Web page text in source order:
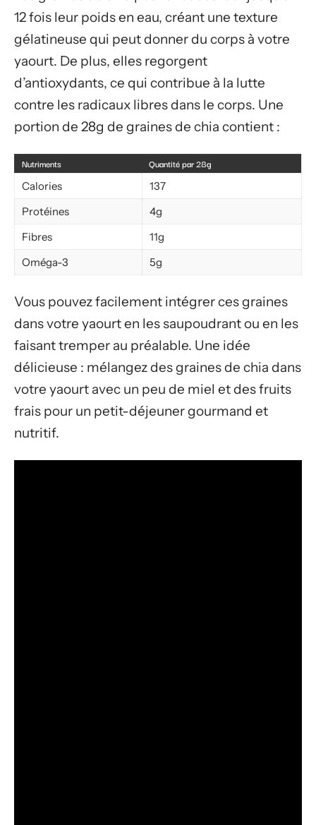
12 fois leur poids en eau, créant une texture
gélatineuse qui peut donner du corps à votre
yaourt. De plus, elles regorgent
d’antioxydants, ce qui contribue à la lutte
contre les radicaux libres dans le corps. Une
portion de 28g de graines de chia contient :
Nutriments
Quantité par 28g
Calories
137
Protéines
4g
Fibres
11g
Oméga-3
5g
Vous pouvez facilement intégrer ces graines
dans votre yaourt en les saupoudrant ou en les
faisant tremper au préalable. Une idée
délicieuse : mélangez des graines de chia dans
votre yaourt avec un peu de miel et des fruits
frais pour un petit-déjeuner gourmand et
nutritif.